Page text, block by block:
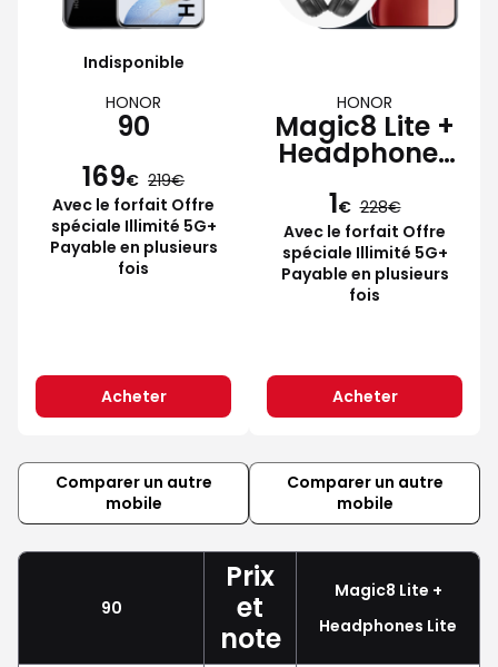
Indisponible
HONOR
90
169€ 219
Avec le forfait Offre
spéciale Illimité 5G+
Payable en plusieurs
fois
Acheter
HONOR
Magic8 Lite +
Headphones
Lite
1€ 228
Avec le forfait Offre
spéciale Illimité 5G+
Payable en plusieurs
fois
Acheter
Comparer un autre
mobile
Comparer un autre
mobile
90
Prix
et
note
Magic8 Lite +
Headphones Lite